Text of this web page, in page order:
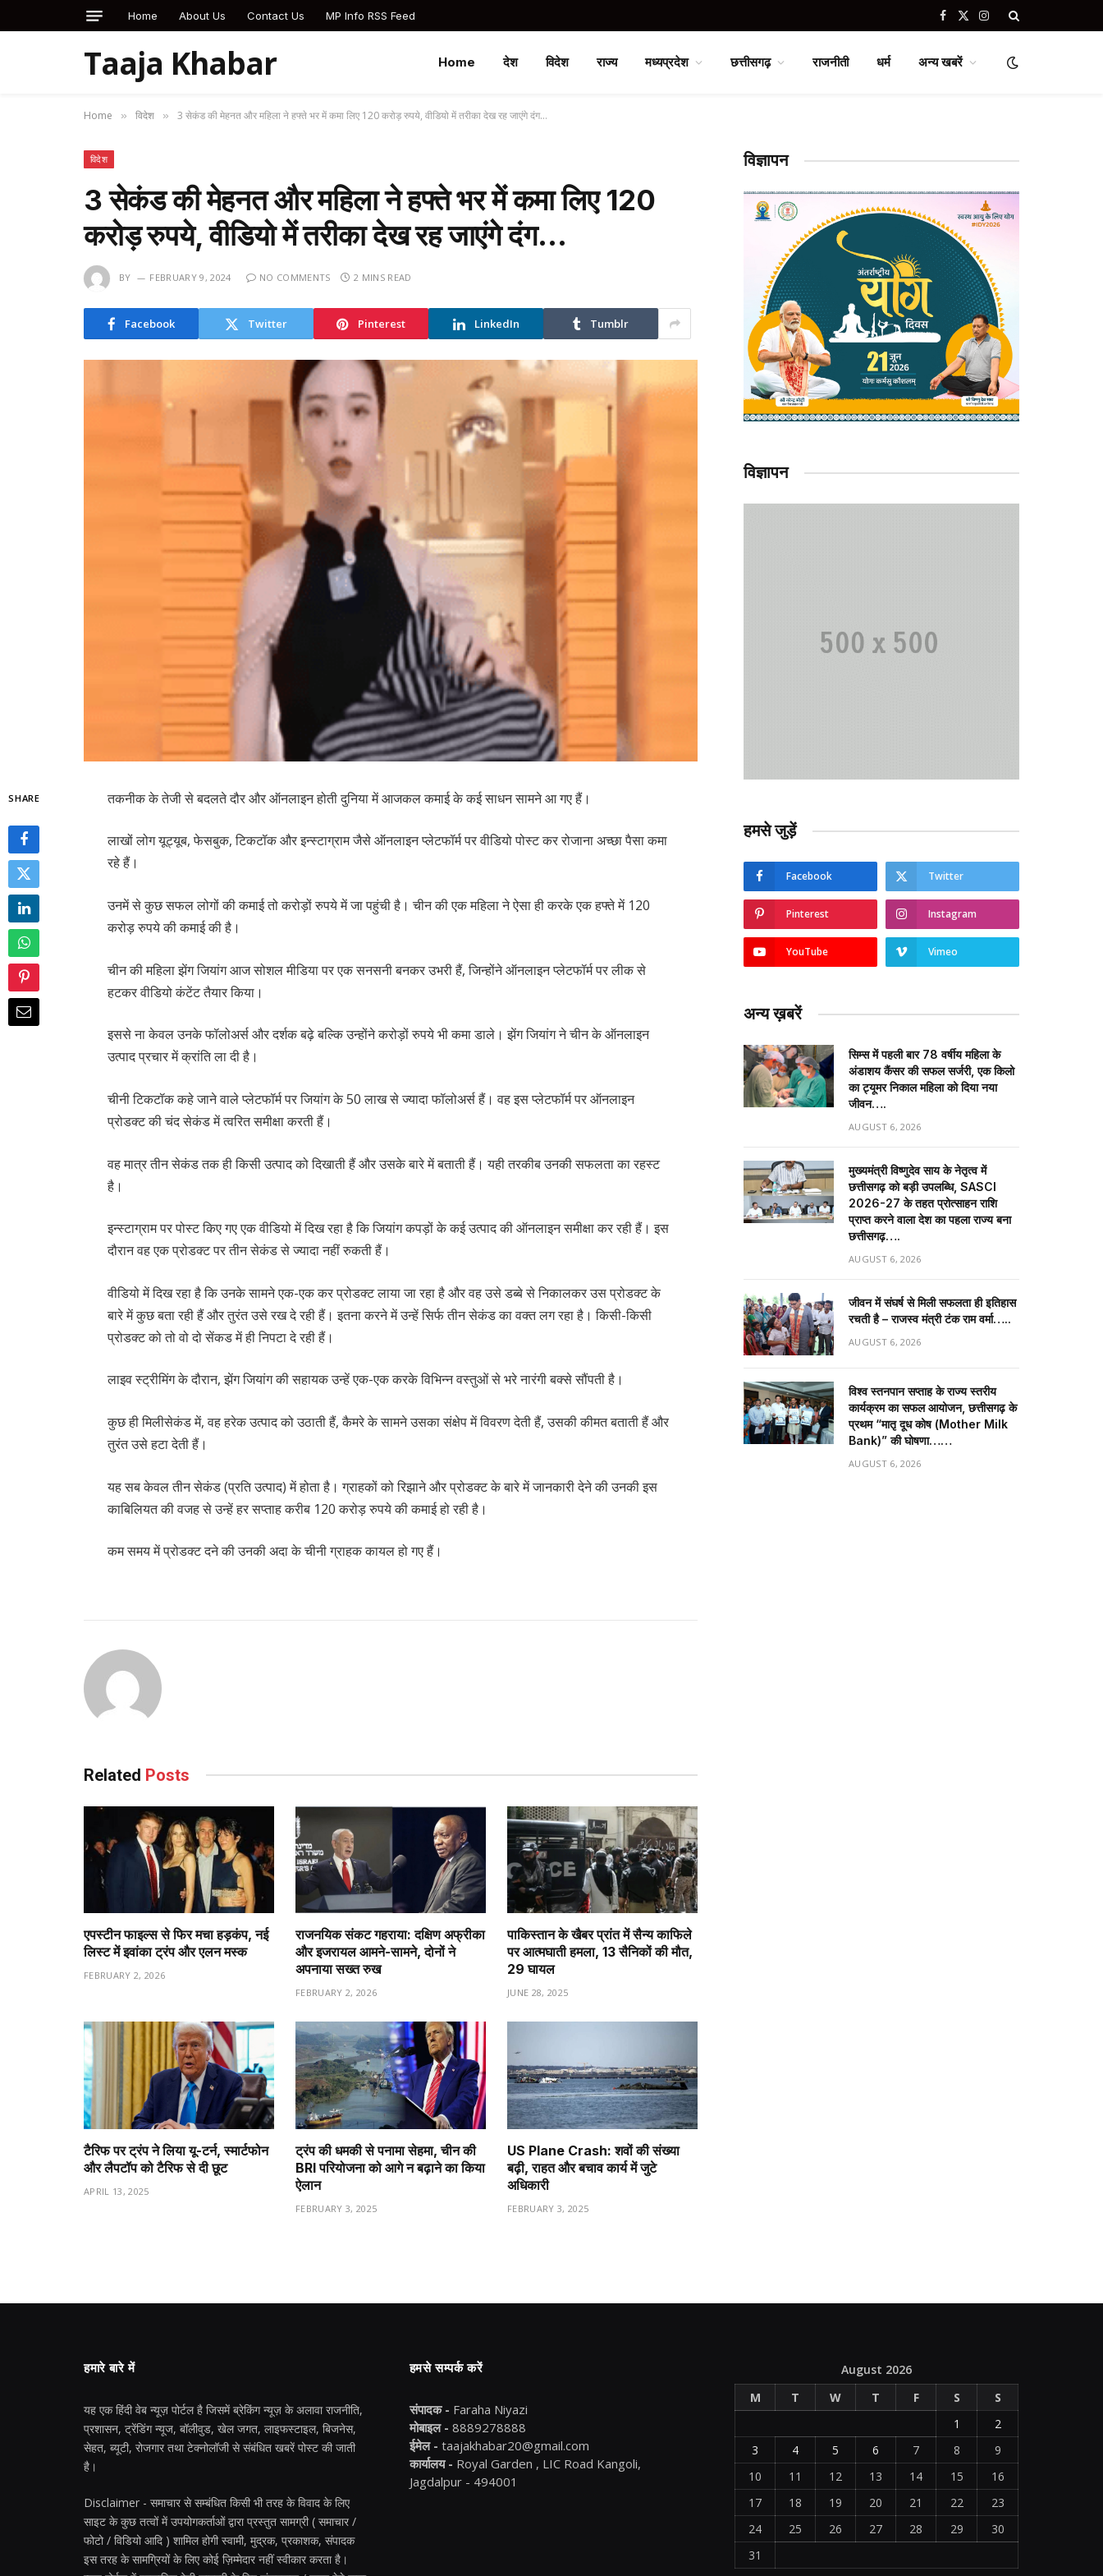
Home About Us Contact Us MP Info RSS Feed Facebook
X
Instagram
Taaja Khabar Home देश विदेश राज्य मध्यप्रदेश छत्तीसगढ़ राजनीती धर्म अन्य खबरें
Home » विदेश » 3 सेकंड की मेहनत और महिला ने हफ्ते भर में कमा लिए 120 करोड़ रुपये, वीडियो में तरीका देख रह जाएंगे दंग…
विदेश
3 सेकंड की मेहनत और महिला ने हफ्ते भर में कमा लिए 120
करोड़ रुपये, वीडियो में तरीका देख रह जाएंगे दंग…
BY FEBRUARY 9, 2024 NO COMMENTS 2 MINS READ
Facebook Twitter Pinterest LinkedIn Tumblr
SHARE तकनीक के तेजी से बदलते दौर और ऑनलाइन होती दुनिया में आजकल कमाई के कई साधन सामने आ गए हैं।
लाखों लोग यूट्यूब, फेसबुक, टिकटॉक और इन्स्टाग्राम जैसे ऑनलाइन प्लेटफॉर्म पर वीडियो पोस्ट कर रोजाना अच्छा पैसा कमा
रहे हैं।
उनमें से कुछ सफल लोगों की कमाई तो करोड़ों रुपये में जा पहुंची है। चीन की एक महिला ने ऐसा ही करके एक हफ्ते में 120
करोड़ रुपये की कमाई की है।
चीन की महिला झेंग जियांग आज सोशल मीडिया पर एक सनसनी बनकर उभरी हैं, जिन्होंने ऑनलाइन प्लेटफॉर्म पर लीक से
हटकर वीडियो कंटेंट तैयार किया।
इससे ना केवल उनके फॉलोअर्स और दर्शक बढ़े बल्कि उन्होंने करोड़ों रुपये भी कमा डाले। झेंग जियांग ने चीन के ऑनलाइन
उत्पाद प्रचार में क्रांति ला दी है।
चीनी टिकटॉक कहे जाने वाले प्लेटफॉर्म पर जियांग के 50 लाख से ज्यादा फॉलोअर्स हैं। वह इस प्लेटफॉर्म पर ऑनलाइन
प्रोडक्ट की चंद सेकंड में त्वरित समीक्षा करती हैं।
वह मात्र तीन सेकंड तक ही किसी उत्पाद को दिखाती हैं और उसके बारे में बताती हैं। यही तरकीब उनकी सफलता का रहस्ट
है।
इन्स्टाग्राम पर पोस्ट किए गए एक वीडियो में दिख रहा है कि जियांग कपड़ों के कई उत्पाद की ऑनलाइन समीक्षा कर रही हैं। इस
दौरान वह एक प्रोडक्ट पर तीन सेकंड से ज्यादा नहीं रुकती हैं।
वीडियो में दिख रहा है कि उनके सामने एक-एक कर प्रोडक्ट लाया जा रहा है और वह उसे डब्बे से निकालकर उस प्रोडक्ट के
बारे में कुछ बता रही हैं और तुरंत उसे रख दे रही हैं। इतना करने में उन्हें सिर्फ तीन सेकंड का वक्त लग रहा है। किसी-किसी
प्रोडक्ट को तो वो दो सेंकड में ही निपटा दे रही हैं।
लाइव स्ट्रीमिंग के दौरान, झेंग जियांग की सहायक उन्हें एक-एक करके विभिन्न वस्तुओं से भरे नारंगी बक्से सौंपती है।
कुछ ही मिलीसेकंड में, वह हरेक उत्पाद को उठाती हैं, कैमरे के सामने उसका संक्षेप में विवरण देती हैं, उसकी कीमत बताती हैं और
तुरंत उसे हटा देती हैं।
यह सब केवल तीन सेकंड (प्रति उत्पाद) में होता है। ग्राहकों को रिझाने और प्रोडक्ट के बारे में जानकारी देने की उनकी इस
काबिलियत की वजह से उन्हें हर सप्ताह करीब 120 करोड़ रुपये की कमाई हो रही है।
कम समय में प्रोडक्ट दने की उनकी अदा के चीनी ग्राहक कायल हो गए हैं।
Related Posts
एपस्टीन फाइल्स से फिर मचा हड़कंप, नई
लिस्ट में इवांका ट्रंप और एलन मस्क
FEBRUARY 2, 2026
राजनयिक संकट गहराया: दक्षिण अफ्रीका
और इजरायल आमने-सामने, दोनों ने
अपनाया सख्त रुख
FEBRUARY 2, 2026
पाकिस्तान के खैबर प्रांत में सैन्य काफिले
पर आत्मघाती हमला, 13 सैनिकों की मौत,
29 घायल
JUNE 28, 2025
टैरिफ पर ट्रंप ने लिया यू-टर्न, स्मार्टफोन
और लैपटॉप को टैरिफ से दी छूट
APRIL 13, 2025
ट्रंप की धमकी से पनामा सेहमा, चीन की
BRI परियोजना को आगे न बढ़ाने का किया
ऐलान
FEBRUARY 3, 2025
US Plane Crash: शवों की संख्या
बढ़ी, राहत और बचाव कार्य में जुटे
अधिकारी
FEBRUARY 3, 2025
विज्ञापन
विज्ञापन
हमसे जुड़ें
Facebook Twitter
Pinterest Instagram
YouTube Vimeo
अन्य ख़बरें
सिम्स में पहली बार 78 वर्षीय महिला के
अंडाशय कैंसर की सफल सर्जरी, एक किलो
का ट्यूमर निकाल महिला को दिया नया
जीवन….
AUGUST 6, 2026
मुख्यमंत्री विष्णुदेव साय के नेतृत्व में
छत्तीसगढ़ को बड़ी उपलब्धि, SASCI
2026-27 के तहत प्रोत्साहन राशि
प्राप्त करने वाला देश का पहला राज्य बना
छत्तीसगढ़….
AUGUST 6, 2026
जीवन में संघर्ष से मिली सफलता ही इतिहास
रचती है – राजस्व मंत्री टंक राम वर्मा…..
AUGUST 6, 2026
विश्व स्तनपान सप्ताह के राज्य स्तरीय
कार्यक्रम का सफल आयोजन, छत्तीसगढ़ के
प्रथम “मातृ दूध कोष (Mother Milk
Bank)” की घोषणा……
AUGUST 6, 2026
हमारे बारे में
यह एक हिंदी वेब न्यूज़ पोर्टल है जिसमें ब्रेकिंग न्यूज़ के अलावा राजनीति,
प्रशासन, ट्रेंडिंग न्यूज, बॉलीवुड, खेल जगत, लाइफस्टाइल, बिजनेस,
सेहत, ब्यूटी, रोजगार तथा टेक्नोलॉजी से संबंधित खबरें पोस्ट की जाती
है।
Disclaimer - समाचार से सम्बंधित किसी भी तरह के विवाद के लिए
साइट के कुछ तत्वों में उपयोगकर्ताओं द्वारा प्रस्तुत सामग्री ( समाचार /
फोटो / विडियो आदि ) शामिल होगी स्वामी, मुद्रक, प्रकाशक, संपादक
इस तरह के सामग्रियों के लिए कोई ज़िम्मेदार नहीं स्वीकार करता है।
हमसे सम्पर्क करें
संपादक - Faraha Niyazi
मोबाइल - 8889278888
ईमेल - taajakhabar20@gmail.com
कार्यालय - Royal Garden , LIC Road Kangoli,
Jagdalpur - 494001
August 2026
M
T W T F S
S
1
2
3
4 5 6 7 8
9
10
11 12 13 14 15
16
17
18 19 20 21 22
23
24
25 26 27 28 29
30
31